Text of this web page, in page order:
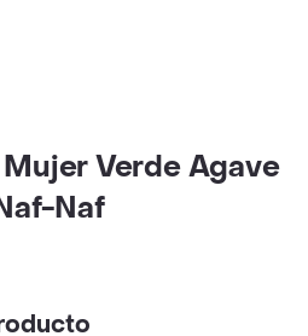
Verde Agave
Naf